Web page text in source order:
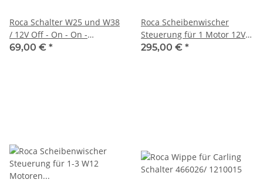
Roca Schalter W25 und W38
/ 12V Off - On - On -
Parkposition 466222
69,00 € *
Roca Scheibenwischer
Steuerung für 1 Motor 12V
oder 24V 532201/ 1210057
295,00 € *